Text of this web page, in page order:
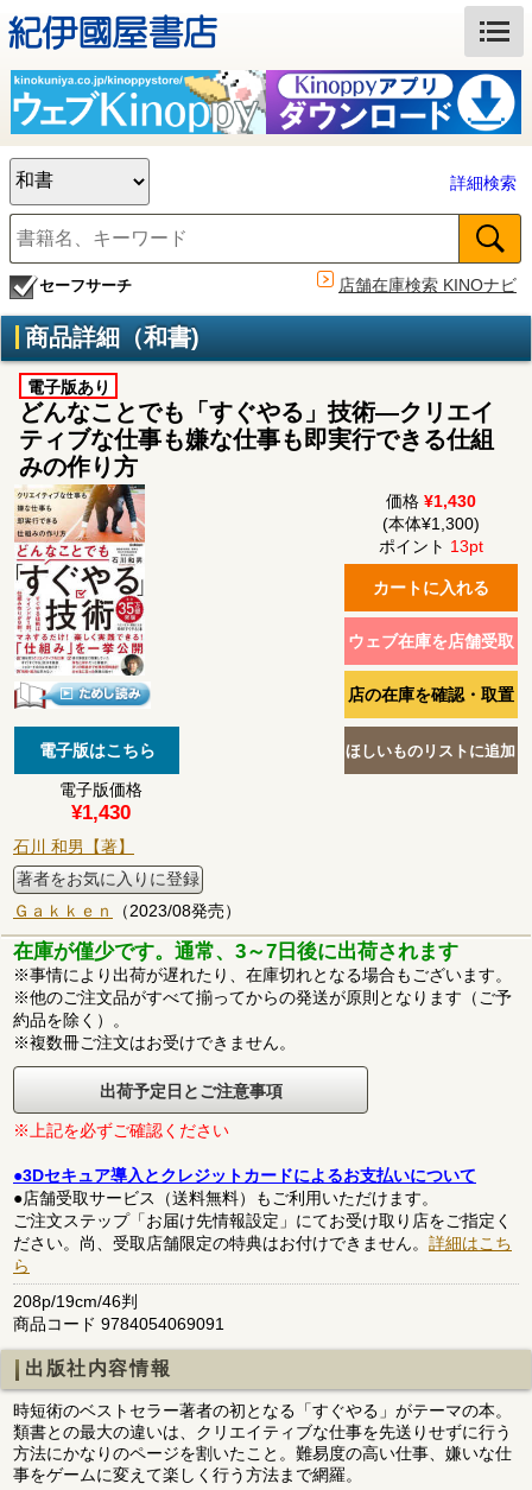
詳細検索
セーフサーチ 店舗在庫検索 KINOナビ
商品詳細（和書)
電子版あり
どんなことでも「すぐやる」技術―クリエイ
ティブな仕事も嫌な仕事も即実行できる仕組
みの作り方
価格 ¥1,430
(本体¥1,300)
ポイント 13pt
電子版価格
¥1,430
石川 和男【著】
著者をお気に入りに登録
Ｇａｋｋｅｎ
（2023/08発売）
在庫が僅少です。通常、3～7日後に出荷されます
※事情により出荷が遅れたり、在庫切れとなる場合もございます。
※他のご注文品がすべて揃ってからの発送が原則となります（ご予
約品を除く）。
※複数冊ご注文はお受けできません。
出荷予定日とご注意事項
※上記を必ずご確認ください
●3Dセキュア導入とクレジットカードによるお支払いについて
●店舗受取サービス（送料無料）もご利用いただけます。
ご注文ステップ「お届け先情報設定」にてお受け取り店をご指定く
ださい。尚、受取店舗限定の特典はお付けできません。 詳細はこち
ら
208p/19cm/46判
商品コード 9784054069091
出版社内容情報
時短術のベストセラー著者の初となる「すぐやる」がテーマの本。
類書との最大の違いは、クリエイティブな仕事を先送りせずに行う
方法にかなりのページを割いたこと。難易度の高い仕事、嫌いな仕
事をゲームに変えて楽しく行う方法まで網羅。